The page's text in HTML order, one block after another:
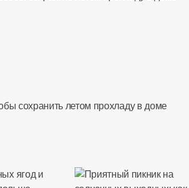
сохранить летом прохладу в доме